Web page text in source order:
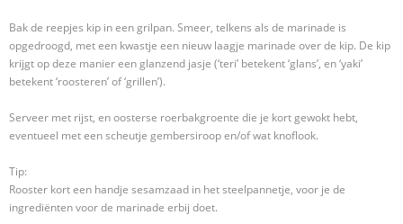
Bak de reepjes kip in een grilpan. Smeer, telkens als de marinade is
opgedroogd, met een kwastje een nieuw laagje marinade over de kip. De kip
krijgt op deze manier een glanzend jasje (‘teri’ betekent ‘glans’, en ‘yaki’
betekent ‘roosteren’ of ‘grillen’).
Serveer met rijst, en oosterse roerbakgroente die je kort gewokt hebt,
eventueel met een scheutje gembersiroop en/of wat knoflook.
Tip:
Rooster kort een handje sesamzaad in het steelpannetje, voor je de
ingrediënten voor de marinade erbij doet.